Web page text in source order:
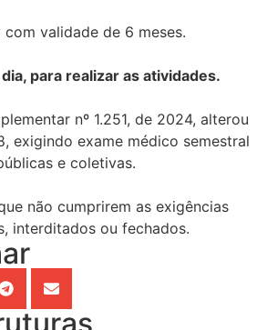
validade de 6 meses.
para realizar as atividades.
nº 1.251, de 2024, alterou
exigindo exame médico semestral
e coletivas.
não cumprirem as exigências
interditados ou fechados.